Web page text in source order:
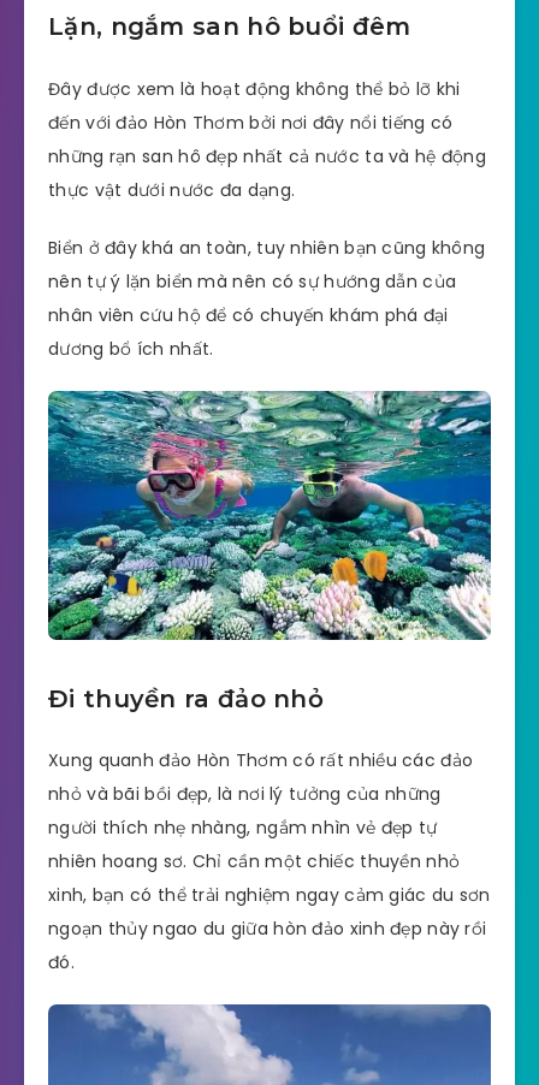
Lặn, ngắm san hô buổi đêm
Đây được xem là hoạt động không thể bỏ lỡ khi
đến với đảo Hòn Thơm bởi nơi đây nổi tiếng có
những rạn san hô đẹp nhất cả nước ta và hệ động
thực vật dưới nước đa dạng.
Biển ở đây khá an toàn, tuy nhiên bạn cũng không
nên tự ý lặn biển mà nên có sự hướng dẫn của
nhân viên cứu hộ để có chuyến khám phá đại
dương bổ ích nhất.
Đi thuyền ra đảo nhỏ
Xung quanh đảo Hòn Thơm có rất nhiều các đảo
nhỏ và bãi bồi đẹp, là nơi lý tưởng của những
người thích nhẹ nhàng, ngắm nhìn vẻ đẹp tự
nhiên hoang sơ. Chỉ cần một chiếc thuyền nhỏ
xinh, bạn có thể trải nghiệm ngay cảm giác du sơn
ngoạn thủy ngao du giữa hòn đảo xinh đẹp này rồi
đó.